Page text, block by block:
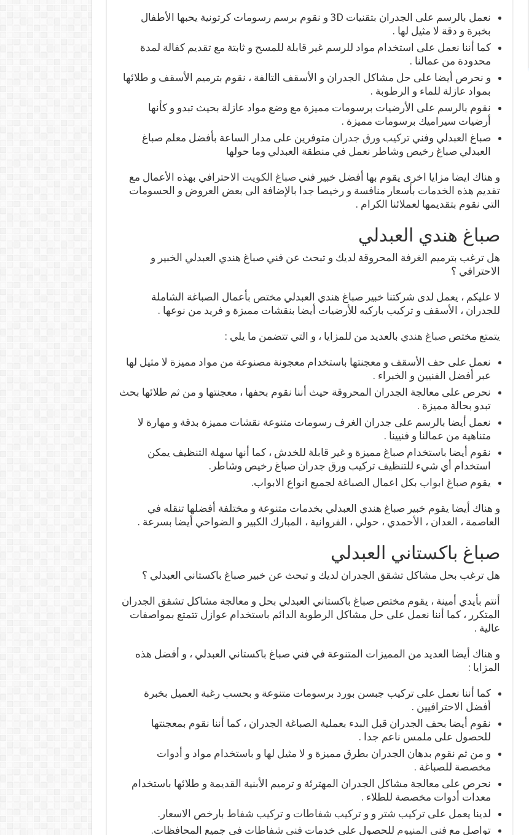
نعمل بالرسم على الجدران بتقنيات 3D و نقوم برسم رسومات كرتونية يحبها الأطفال
بخبرة و دقة لا مثيل لها .
كما أننا نعمل على استخدام مواد للرسم غير قابلة للمسح و ثابتة مع تقديم كفالة لمدة
محدودة من عمالنا .
و نحرص أيضا على حل مشاكل الجدران و الأسقف التالفة ، نقوم بترميم الأسقف و طلائها
بمواد عازلة للماء و الرطوبة .
نقوم بالرسم على الأرضيات برسومات مميزة مع وضع مواد عازلة بحيث تبدو و كأنها
أرضيات سيراميك برسومات مميزة .
صباغ العبدلي وفنيتركيب ورق جدران متوفرين على مدار الساعة بأفضل معلم صباغ
العبدلي صباغ رخيص وشاطر نعمل في منطقة العبدلي وما حولها
و هناك ايضا مزايا اخرى يقوم بها أفضل خبير فنيصباغ الكويت الاحترافي بهذه الأعمال مع
تقديم هذه الخدمات بأسعار منافسة و رخيصا جدا بالإضافة الى بعض العروض و الحسومات
التي نقوم بتقديمها لعملائنا الكرام .
صباغ هندي العبدلي
هل ترغب بترميم الغرفة المحروقة لديك و تبحث عن فني صباغ هندي العبدلي الخبير و
الاحترافي ؟
لا عليكم ، يعمل لدى شركتنا خبير صباغ هندي العبدلي مختص بأعمال الصباغة الشاملة
للجدران ، الأسقف و تركيب باركيه للأرضيات أيضا بنقشات مميزة و فريد من نوعها .
يتمتع مختصصباغ هندي بالعديد من للمزايا ، و التي تتضمن ما يلي :
نعمل على حف الأسقف و معجنتها باستخدام معجونة مصنوعة من مواد مميزة لا مثيل لها
عبر أفضل الفنيين و الخبراء .
نحرص على معالجة الجدران المحروقة حيث أننا نقوم بحفها ، معجنتها و من ثم طلائها بحث
تبدو بحالة مميزة .
نعمل أيضا بالرسم على جدران الغرف رسومات متنوعة نقشات مميزة بدقة و مهارة لا
متناهية من عمالنا و فنيينا .
نقوم أيضا باستخدام صباغ مميزة و غير قابلة للخدش ، كما أنها سهلة التنظيف يمكن
استخدام أي شيء للتنظيف تركيب ورق جدران صباغ رخيص وشاطر.
يقومصباغ ابواب بكل اعمال الصباغة لجميع انواع الابواب.
و هناك أيضا يقوم خبير صباغ هندي العبدلي بخدمات متنوعة و مختلفة أفضلها تنقله في
العاصمة ، العدان ، الأحمدي ، حولي ، الفروانية ، المبارك الكبير و الضواحي أيضا بسرعة .
صباغ باكستاني العبدلي
هل ترغب بحل مشاكل تشقق الجدران لديك و تبحث عن خبير صباغ باكستاني العبدلي ؟
أنتم بأيدي أمينة ، يقوم مختص صباغ باكستاني العبدلي بحل و معالجة مشاكل تشقق الجدران
المتكرر ، كما أننا نعمل على حل مشاكل الرطوبة الدائم باستخدام عوازل تتمتع بمواصفات
عالية .
و هناك أيضا العديد من المميزات المتنوعة في فني صباغ باكستاني العبدلي ، و أفضل هذه
المزايا :
كما أننا نعمل على تركيب جبسن بورد برسومات متنوعة و بحسب رغبة العميل بخبرة
أفضل الاحترافيين .
نقوم أيضا بحف الجدران قبل البدء بعملية الصباغة الجدران ، كما أننا نقوم بمعجنتها
للحصول على ملمس ناعم جدا .
و من ثم نقوم بدهان الجدران بطرق مميزة و لا مثيل لها و باستخدام مواد و أدوات
مخصصة للصباغة .
نحرص على معالجة مشاكل الجدران المهترئة و ترميم الأبنية القديمة و طلائها باستخدام
معدات أدوات مخصصة للطلاء .
لدينا يعمل علىتركيب شتر و وتركيب شفاطات وتركيب شفاط بارخص الاسعار.
تواصل مع فني المنيوم للحصول على خدمات فني شفاطات في جميع المحافظات.